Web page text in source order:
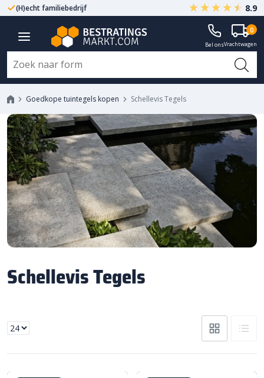
(H)echt familiebedrijf Gegarandeerd A-kwaliteit
8.9
Bel onsVrachtwagen
0
Goedkope tuintegels kopen Schellevis Tegels
Schellevis Tegels